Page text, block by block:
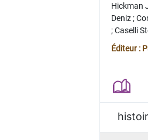
Hickman
Deniz;
;Caselli
Juan
Éditeur :